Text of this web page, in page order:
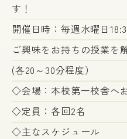
す！
開催日時：毎週水曜日
ご興味をお持ちの授業を
(各20～30分程度）
◇会場：本校第一校舎へ
◇定員：各回2名
◇主なスケジュール